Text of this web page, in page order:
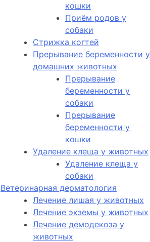
кошки
Приём родов у
собаки
Стрижка когтей
Прерывание беременности у
домашних животных
Прерывание
беременности у
собаки
Прерывание
беременности у
кошки
Удаление клеща у животных
Удаление клеща у
собаки
Ветеринарная дерматология
Лечение лишая у животных
Лечение экземы у животных
Лечение демодекоза у
животных